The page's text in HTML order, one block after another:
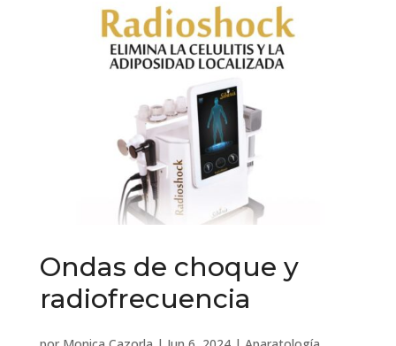
Ondas de choque y
radiofrecuencia